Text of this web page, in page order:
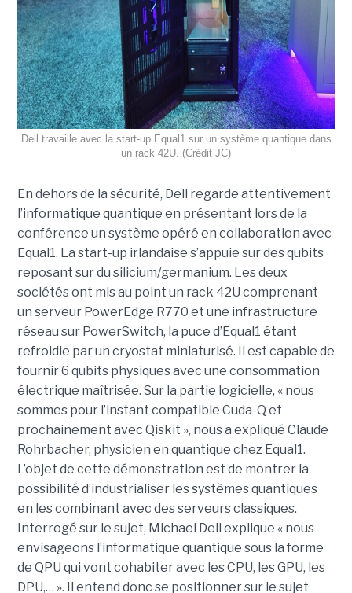
Dell travaille avec la start-up Equal1 sur un système quantique dans
un rack 42U. (Crédit JC)
En dehors de la sécurité, Dell regarde attentivement
l’informatique quantique en présentant lors de la
conférence un système opéré en collaboration avec
Equal1. La start-up irlandaise s’appuie sur des qubits
reposant sur du silicium/germanium. Les deux
sociétés ont mis au point un rack 42U comprenant
un serveur PowerEdge R770 et une infrastructure
réseau sur PowerSwitch, la puce d’Equal1 étant
refroidie par un cryostat miniaturisé. Il est capable de
fournir 6 qubits physiques avec une consommation
électrique maîtrisée. Sur la partie logicielle, « nous
sommes pour l’instant compatible Cuda-Q et
prochainement avec Qiskit », nous a expliqué Claude
Rohrbacher, physicien en quantique chez Equal1.
L’objet de cette démonstration est de montrer la
possibilité d’industrialiser les systèmes quantiques
en les combinant avec des serveurs classiques.
Interrogé sur le sujet, Michael Dell explique « nous
envisageons l’informatique quantique sous la forme
de QPU qui vont cohabiter avec les CPU, les GPU, les
DPU,… ». Il entend donc se positionner sur le sujet